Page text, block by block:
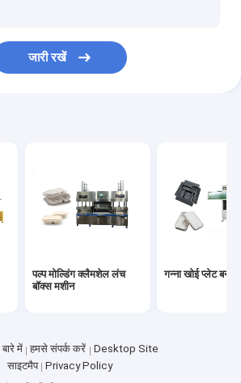
जारी रखें
पल्प मोल्डिंग क्लैमशेल लंच
बॉक्स मशीन
गन्ना खोई प्लेट
में हमसे संपर्क करें
Desktop Site
साइटमैप
Privacy Policy